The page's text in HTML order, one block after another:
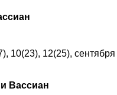
10(23), 12(25), сентября
Вассиан